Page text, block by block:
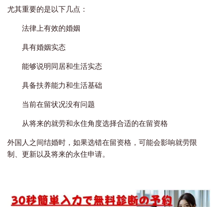
尤其重要的是以下几点：
法律上有效的婚姻
具有婚姻实态
能够说明同居和生活实态
具备扶养能力和生活基础
当前在留状况没有问题
从将来的就劳和永住角度选择合适的在留资格
外国人之间结婚时，如果选错在留资格，可能会影响就劳限
制、更新以及将来的永住申请。